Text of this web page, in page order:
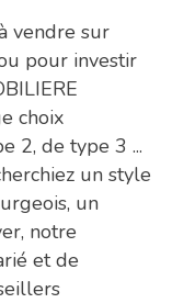
vendre sur
pour investir
choix
2, de type 3 ...
un style
un
notre
et de